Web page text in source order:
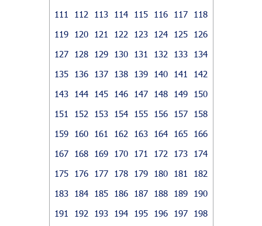
111
112 113 114 115 116 117
118
119
120 121 122 123 124 125
126
127
128 129 130 131 132 133
134
135
136 137 138 139 140 141
142
143
144 145 146 147 148 149
150
151
152 153 154 155 156 157
158
159
160 161 162 163 164 165
166
167
168 169 170 171 172 173
174
175
176 177 178 179 180 181
182
183
184 185 186 187 188 189
190
191
192 193 194 195 196 197
198